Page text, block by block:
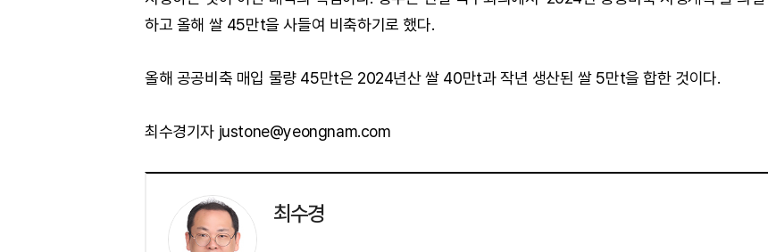
하고 올해 쌀 45만t을 사들여 비축하기로 했다.
올해 공공비축 매입 물량 45만t은 2024년산 쌀 40만t과 작년 생산된 쌀 5만t을 합한 것이다.
최수경기자 justone@yeongnam.com
최수경